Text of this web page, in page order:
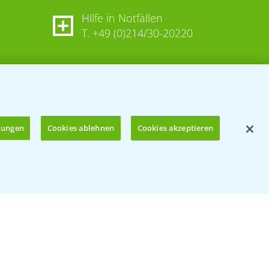
Hilfe in Notfällen
T. +49 (0)214/30-20220
Cookies ablehnen Cookies akzeptieren